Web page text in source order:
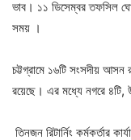
ভাব। ১১ ডিসেম্বর তফসিল
সময় ।
চট্টগ্রামে ১৬টি সংসদীয়
রয়েছে। এর মধ্যে নগরে
তিনজন রিটার্নিং কর্মকর্তার